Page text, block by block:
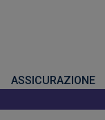
ASSICURAZIONE